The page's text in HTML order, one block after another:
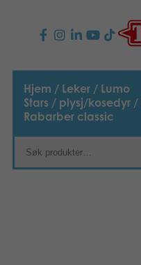
PRODUKTER
Barnespill
Familiespill
NYHETER
TACTIC
Hjem / Leker / Lumo
Stars / plysj/kosedyr /
Rabarber classic